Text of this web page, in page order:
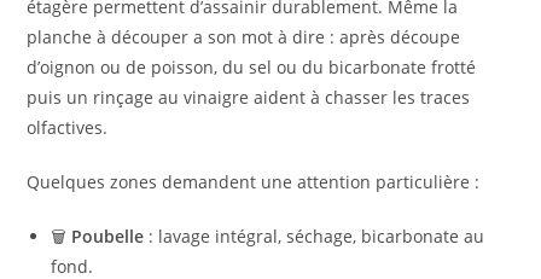
étagère permettent d’assainir durablement. Même la
planche à découper a son mot à dire : après découpe
d’oignon ou de poisson, du sel ou du bicarbonate frotté
puis un rinçage au vinaigre aident à chasser les traces
olfactives.
Quelques zones demandent une attention particulière :
🗑️ Poubelle : lavage intégral, séchage, bicarbonate au
fond.